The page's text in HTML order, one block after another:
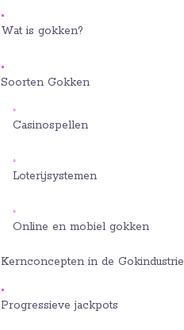
Wat is gokken?
Soorten Gokken
Casinospellen
Loterijsystemen
Online en mobiel gokken
Kernconcepten in de Gokindustrie
Progressieve jackpots